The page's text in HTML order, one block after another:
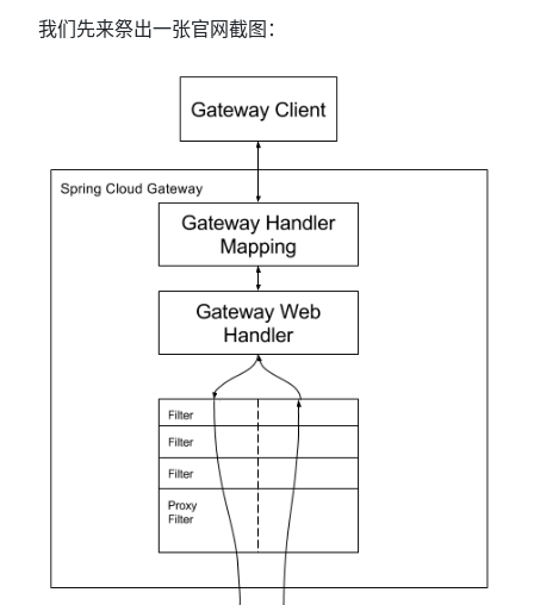
我们先来祭出一张官网截图：